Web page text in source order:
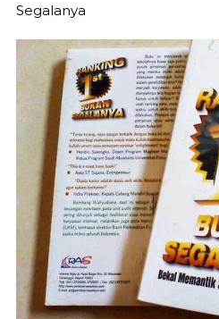
Segalanya